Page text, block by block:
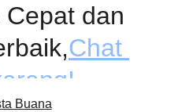
dan
,Chat